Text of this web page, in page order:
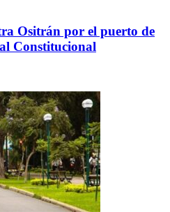
Ositrán por el puerto de
Constitucional